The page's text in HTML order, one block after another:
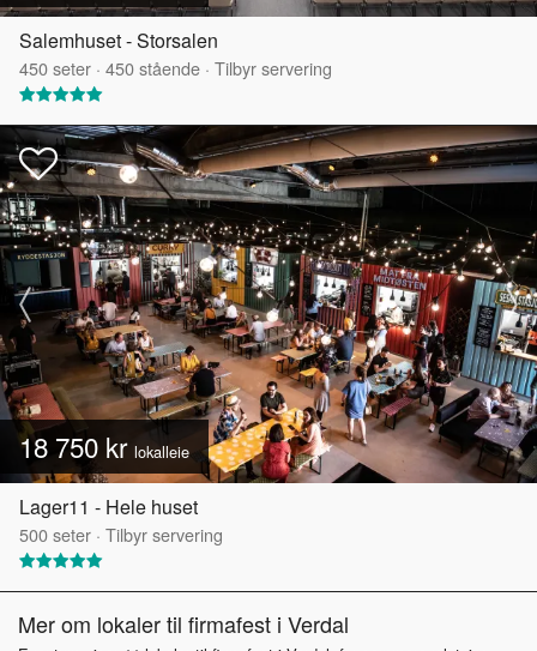
Salemhuset - Storsalen
450seter · 450stående · Tilbyr servering
18 750 kr lokalleie
Lager11 - Hele huset
500seter · Tilbyr servering
Mer om lokaler til firmafest i Verdal